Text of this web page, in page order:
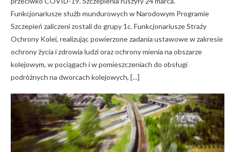
Funkcjonariusze służb mundurowych w Narodowym Programie
Szczepień zaliczeni zostali do grupy 1c. Funkcjonariusze Straży
Ochrony Kolei, realizując powierzone zadania ustawowe w zakresie
ochrony życia i zdrowia ludzi oraz ochrony mienia na obszarze
kolejowym, w pociągach i w pomieszczeniach do obsługi
podróżnych na dworcach kolejowych, […]